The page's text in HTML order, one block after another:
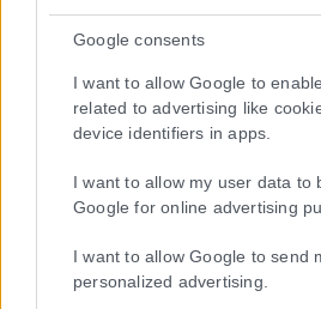
Google consents
I want to allow Google to
related to advertising like
device identifiers in apps.
I want to allow my user data to
Google for online advertising
I want to allow Google to send
personalized advertising.
Η εταιρεία με την επωνυμία “POLITICAL
επέκταση η ιστοσελίδα που κατέχει αυτή
συμμορφώνονται με τη Σύσταση (ΕΕ)
αντιμετώπιση του παράνομου